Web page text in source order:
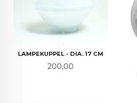
LAMPEKUPPEL - DIA. 17 CM
Pris
200,00